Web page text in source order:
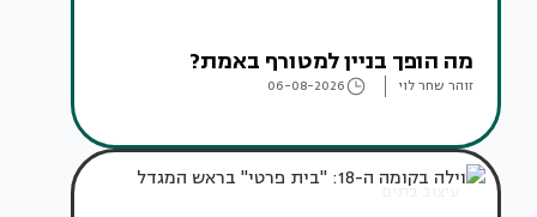
מה הופך בניין למטורף באמת?
זוהר שחר לוי 06-08-2026
עיצוב בתים